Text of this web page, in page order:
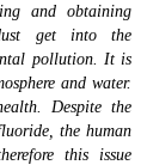
and obtaining
get into the
pollution. It is
and water.
Despite the
the human
this issue